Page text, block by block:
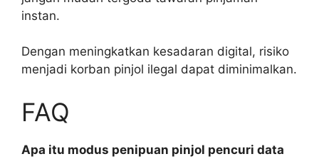
instan.
Dengan meningkatkan kesadaran digital, risiko
menjadi korban pinjol ilegal dapat diminimalkan.
FAQ
Apa itu modus penipuan pinjol pencuri data